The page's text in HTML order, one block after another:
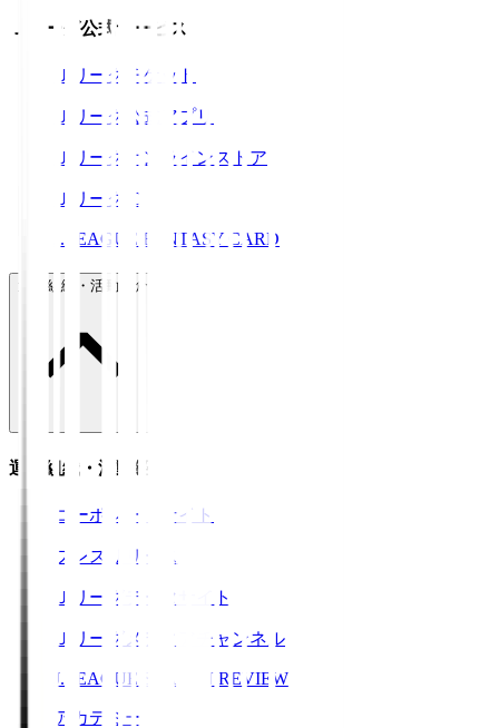
Ｊリーグ公式サービス
Ｊリーグチケット
Ｊリーグ公式アプリ
Ｊリーグオンラインストア
ＪリーグID
J.LEAGUE FANTASY CARD
運営組織・活動紹介
運営組織・活動紹介
コーポレートサイト
プレスリリース
Ｊリーグデータサイト
Ｊリーグメディアチャンネル
J.LEAGUE SEASON REVIEW
アカデミー